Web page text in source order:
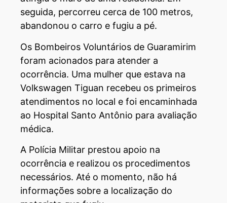
seguida, percorreu cerca de 100 metros,
abandonou o carro e fugiu a pé.
Os Bombeiros Voluntários de Guaramirim
foram acionados para atender a
ocorrência. Uma mulher que estava na
Volkswagen Tiguan recebeu os primeiros
atendimentos no local e foi encaminhada
ao Hospital Santo Antônio para avaliação
médica.
A Polícia Militar prestou apoio na
ocorrência e realizou os procedimentos
necessários. Até o momento, não há
informações sobre a localização do